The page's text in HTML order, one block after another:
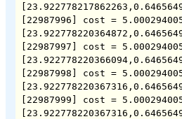
[22987996] cost =
[22987997] cost =
[22987998] cost =
[22987999] cost =